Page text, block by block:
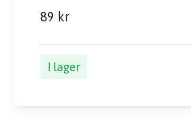
89 kr
I lager